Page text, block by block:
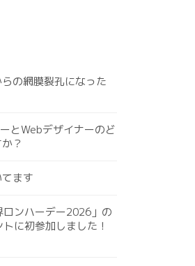
の網膜裂孔になった
とWebデザイナーのど
？
ます
ロンハーデー2026」の
に初参加しました！